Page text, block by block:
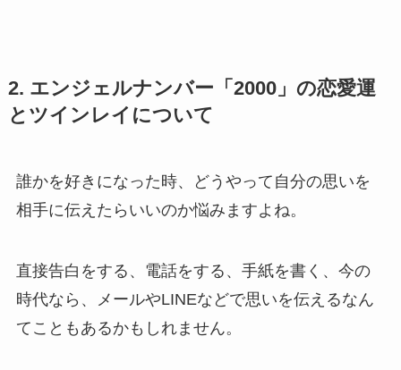
2. エンジェルナンバー「2000」の恋愛運
とツインレイについて
誰かを好きになった時、どうやって自分の思いを
相手に伝えたらいいのか悩みますよね。
直接告白をする、電話をする、手紙を書く、今の
時代なら、メールやLINEなどで思いを伝えるなん
てこともあるかもしれません。